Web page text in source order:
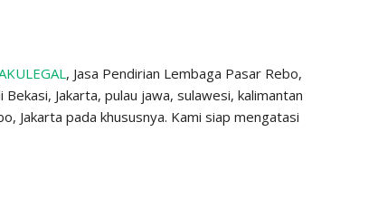
, Jasa Pendirian Lembaga Pasar Rebo,
Jakarta, pulau jawa, sulawesi, kalimantan
Jakarta pada khususnya. Kami siap mengatasi